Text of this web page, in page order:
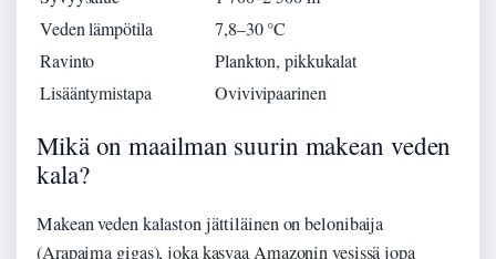
Veden lämpötila
7,8–30 °C
Ravinto
Plankton, pikkukalat
Lisääntymistapa
Ovivivipaarinen
Mikä on maailman suurin makean veden
kala?
Makean veden kalaston jättiläinen on belonibaija
(Arapaima gigas), joka kasvaa Amazonin vesissä jopa